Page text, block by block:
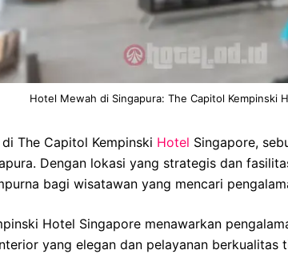
Hotel Mewah di Singapura: The Capitol Kempinski
The Capitol Kempinski Hotel Singapore,
Dengan lokasi yang strategis dan
bagi wisatawan yang mencari
Hotel Singapore menawarkan
yang elegan dan pelayanan berkualitas